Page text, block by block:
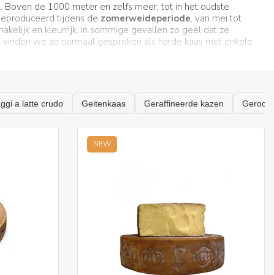
. Boven de 1000 meter en zelfs meer, tot in het oudste
tijdens de zomerweideperiode, van mei tot
en kleurrijk. In sommige gevallen zo geel dat ze
vinden we ze normaal gesproken als harde kaas met enkele
NEW